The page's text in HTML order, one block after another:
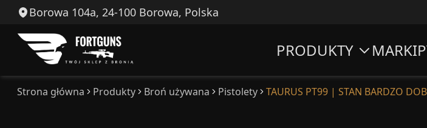
Borowa 104a, 24-100 Borowa, Polska
PRODUKTY MARKI
Strona główna Produkty Broń używana Pistolety TAURUS PT99 | STAN BARDZO